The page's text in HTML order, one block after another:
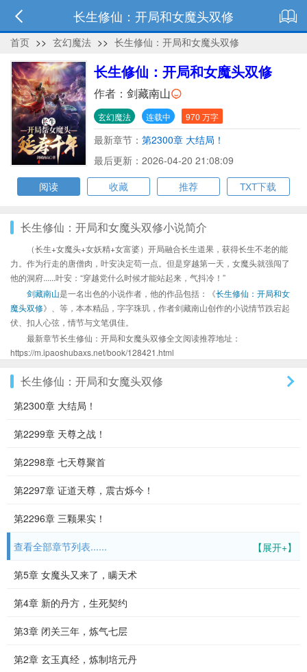
长生修仙：开局和女魔头双修
首页 >> 玄幻魔法 >> 长生修仙：开局和女魔头双修
长生修仙：开局和女魔头双修
作者： 剑藏南山
玄幻魔法 连载中 970 万字
最新章节： 第2300章 大结局！
最后更新：2026-04-20 21:08:09
阅读
收藏 推荐 TXT下载
长生修仙：开局和女魔头双修小说简介
（长生+女魔头+女妖精+女富婆）开局融合长生道果，获得长生不老的能
力。作为行走的唐僧肉，叶安决定苟一点。但是穿越第一天，女魔头就强闯了
他的洞府......叶安：“穿越党什么时候才能站起来，气抖冷！”
剑藏南山是一名出色的小说作者，他的作品包括：《长生修仙：开局和女
魔头双修》、等，本本精品，字字珠玑，作者剑藏南山创作的小说情节跌宕起
伏、扣人心弦，情节与文笔俱佳。
最新章节长生修仙：开局和女魔头双修全文阅读推荐地址：
https://m.ipaoshubaxs.net/book/128421.html
长生修仙：开局和女魔头双修
第2300章 大结局！
第2299章 天尊之战！
第2298章 七天尊聚首
第2297章 证道天尊，震古烁今！
第2296章 三颗果实！
【展开+】
查看全部章节列表......
第5章 女魔头又来了，瞒天术
第4章 新的丹方，生死契约
第3章 闭关三年，炼气七层
第2章 玄玉真经，炼制培元丹